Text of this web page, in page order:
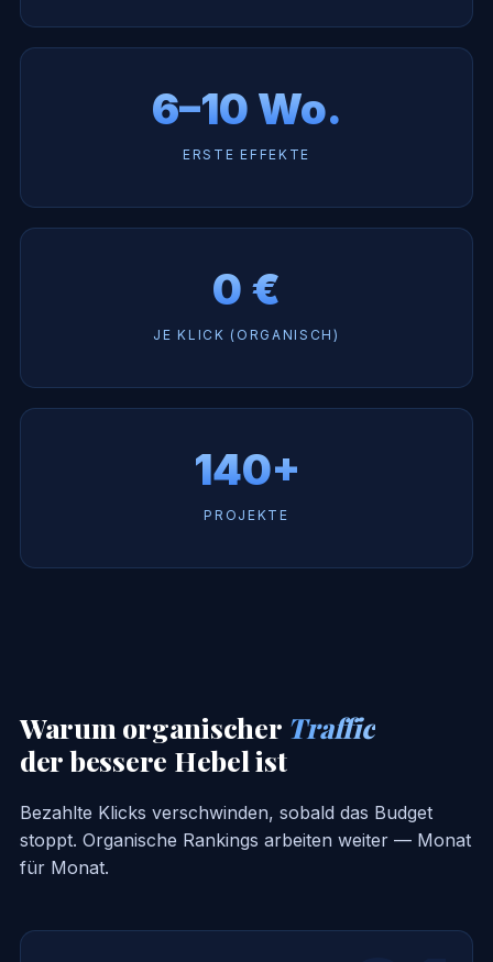
6–10 Wo.
ERSTE EFFEKTE
0 €
JE KLICK (ORGANISCH)
140+
PROJEKTE
Warum organischer Traffic
der bessere Hebel ist
Bezahlte Klicks verschwinden, sobald das Budget
stoppt. Organische Rankings arbeiten weiter — Monat
für Monat.